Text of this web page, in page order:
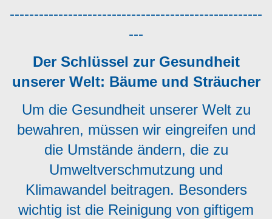
----------------------------------------------------
---
Der Schlüssel zur Gesundheit
unserer Welt: Bäume und Sträucher
Um die Gesundheit unserer Welt zu
bewahren, müssen wir eingreifen und
die Umstände ändern, die zu
Umweltverschmutzung und
Klimawandel beitragen. Besonders
wichtig ist die Reinigung von giftigem